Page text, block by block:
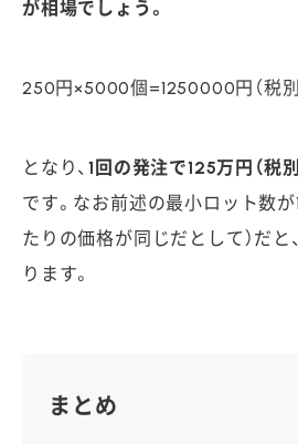
が相場でしょう。
250円×5000個=1250000円（税別
となり、1回の発注で125万円（税
です。なお前述の最小ロット数が
たりの価格が同じだとして）だと
ります。
まとめ